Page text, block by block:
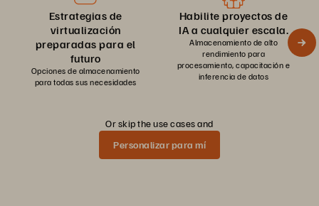
Estrategias de
virtualización
preparadas para el
futuro
Opciones de almacenamiento
para todas sus necesidades
Habilite proyectos de
IA a cualquier escala.
Almacenamiento de alto
rendimiento para
procesamiento, capacitación e
inferencia de datos
Or skip the use cases and
Personalizar para mí